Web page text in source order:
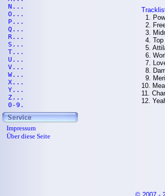
1.
2.
3.
4. Top
5.
6.
7.
8.
9.
10.
11.
12.
N...
O...
P...
Q...
R...
S...
T...
U...
V...
W...
X...
Y...
Z...
0-9.
Impressum
Über diese Seite